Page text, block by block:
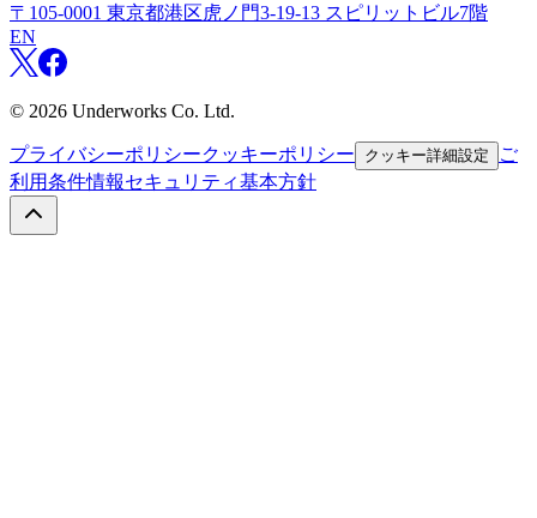
〒105-0001 東京都港区虎ノ門3-19-13 スピリットビル7階
EN
© 2026 Underworks Co. Ltd.
プライバシーポリシークッキーポリシー クッキー詳細設定
ご
利用条件情報セキュリティ基本方針